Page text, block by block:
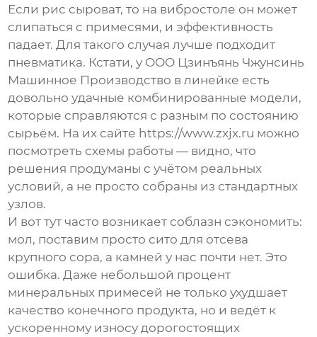
Если рис сыроват, то на вибростоле он может
слипаться с примесями, и эффективность
падает. Для такого случая лучше подходит
пневматика. Кстати, у ООО Цзинъянь Чжунсинь
Машинное Производство в линейке есть
довольно удачные комбинированные модели,
которые справляются с разным по состоянию
сырьём. На их сайте https://www.zxjx.ru можно
посмотреть схемы работы — видно, что
решения продуманы с учётом реальных
условий, а не просто собраны из стандартных
узлов.
И вот тут часто возникает соблазн сэкономить:
мол, поставим просто сито для отсева
крупного сора, а камней у нас почти нет. Это
ошибка. Даже небольшой процент
минеральных примесей не только ухудшает
качество конечного продукта, но и ведёт к
ускоренному износу дорогостоящих